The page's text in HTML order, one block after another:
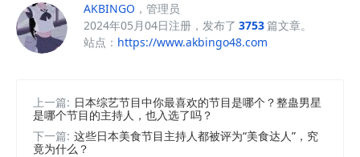
AKBINGO ，管理员
2024年05月04日注册，发布了 3753篇文章。
站点： https://www.akbingo48.com
上一篇: 日本综艺节目中你最喜欢的节目是哪个？整蛊男星
是哪个节目的主持人，也入选了吗？
下一篇: 这些日本美食节目主持人都被评为“美食达人”，究
竟为什么？